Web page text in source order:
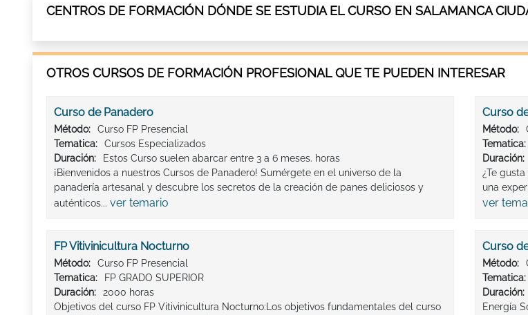
CENTROS DE FORMACIÓN DÓNDE SE ESTUDIA EL CURSO EN SALAMANCA
OTROS CURSOS DE FORMACIÓN PROFESIONAL QUE TE PUEDEN INTERESAR
Curso de Panadero
Método:
Curso FP Presencial
Tematica:
Cursos Especializados
Duración:
Estos Curso suelen abarcar entre 3 a 6 meses. horas
¡Bienvenidos a nuestros Cursos de Panadero! Sumérgete en el universo de la
panadería artesanal y descubre los secretos de la creación de panes deliciosos y
auténticos... ver temario
Curso
Método:
Tematica:
Duración:
¿Te
una
ver
FP Vitivinicultura Nocturno
Método:
Curso FP Presencial
Tematica:
FP GRADO SUPERIOR
Duración:
2000 horas
Objetivos del curso FP Vitivinicultura Nocturno:Los objetivos fundamentales del curso
Curso
Método:
Tematica:
Duración:
Energía